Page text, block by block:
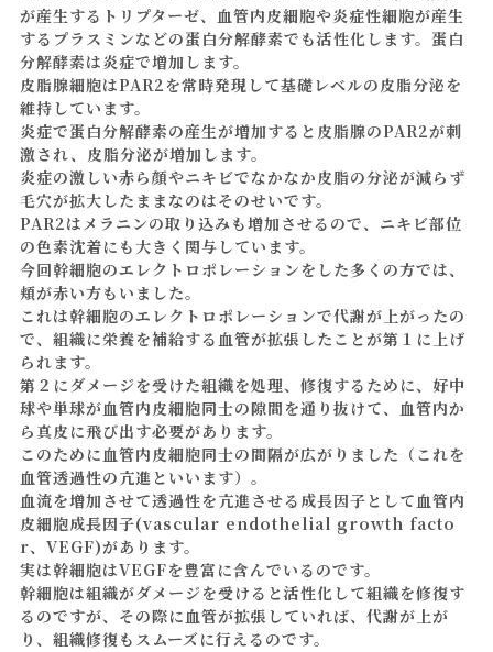
が産生するトリプターゼ、血管内皮細胞や炎症性細胞が産生
するプラスミンなどの蛋白分解酵素でも活性化します。蛋白
分解酵素は炎症で増加します。
皮脂腺細胞はPAR2を常時発現して基礎レベルの皮脂分泌を
維持しています。
炎症で蛋白分解酵素の産生が増加すると皮脂腺のPAR2が刺
激され、皮脂分泌が増加します。
炎症の激しい赤ら顔やニキビでなかなか皮脂の分泌が減らず
毛穴が拡大したままなのはそのせいです。
PAR2はメラニンの取り込みも増加させるので、ニキビ部位
の色素沈着にも大きく関与しています。
今回幹細胞のエレクトロポレーションをした多くの方では、
頬が赤い方もいました。
これは幹細胞のエレクトロポレーションで代謝が上がったの
で、組織に栄養を補給する血管が拡張したことが第１に上げ
られます。
第２にダメージを受けた組織を処理、修復するために、好中
球や単球が血管内皮細胞同士の隙間を通り抜けて、血管内か
ら真皮に飛び出す必要があります。
このために血管内皮細胞同士の間隔が広がりました（これを
血管透過性の亢進といいます）。
血流を増加させて透過性を亢進させる成長因子として血管内
皮細胞成長因子(vascular endothelial growth facto
r、VEGF)があります。
実は幹細胞はVEGFを豊富に含んでいるのです。
幹細胞は組織がダメージを受けると活性化して組織を修復す
るのですが、その際に血管が拡張していれば、代謝が上が
り、組織修復もスムーズに行えるのです。